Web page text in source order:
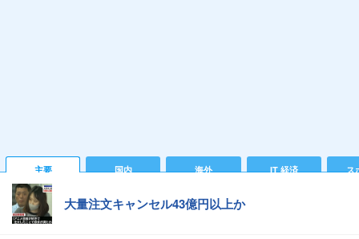
主要 国内 海外 IT 経済 ス
大量注文キャンセル43億円以上か